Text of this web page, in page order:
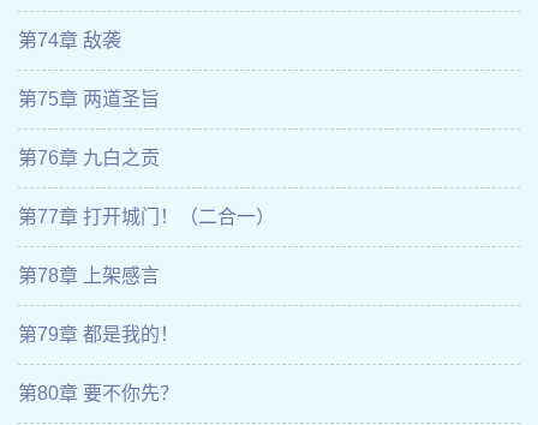
第74章 敌袭
第75章 两道圣旨
第76章 九白之贡
第77章 打开城门！（二合一）
第78章 上架感言
第79章 都是我的！
第80章 要不你先？